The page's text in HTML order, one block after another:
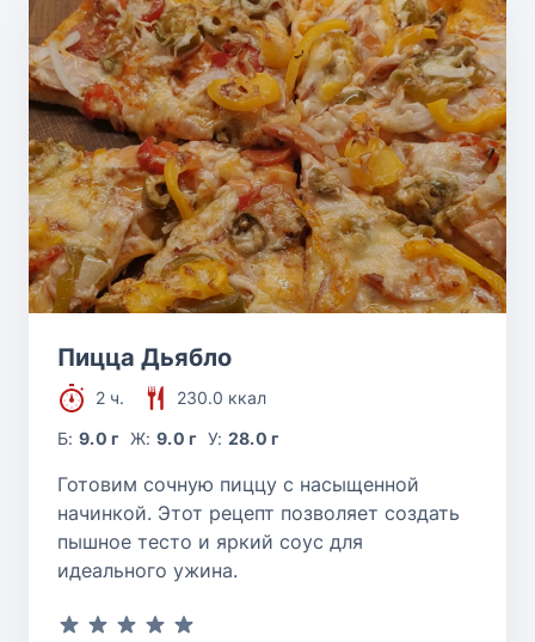
Пицца Дьябло
2 ч.
230.0 ккал
Б:9.0 г Ж: 9.0 г У: 28.0 г
Готовим сочную пиццу с насыщенной
начинкой. Этот рецепт позволяет создать
пышное тесто и яркий соус для
идеального ужина.